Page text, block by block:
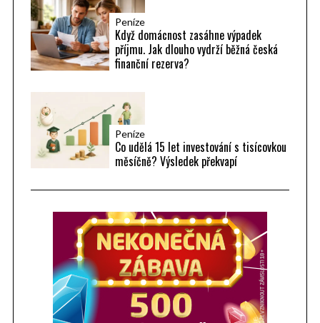
Peníze
Když domácnost zasáhne výpadek
příjmu. Jak dlouho vydrží běžná česká
finanční rezerva?
Peníze
Co udělá 15 let investování s tisícovkou
měsíčně? Výsledek překvapí